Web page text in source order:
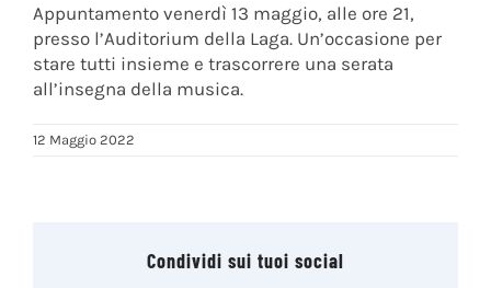
Appuntamento venerdì 13 maggio, alle ore 21,
presso l’Auditorium della Laga. Un’occasione per
stare tutti insieme e trascorrere una serata
all’insegna della musica.
12 Maggio 2022
Condividi sui tuoi social